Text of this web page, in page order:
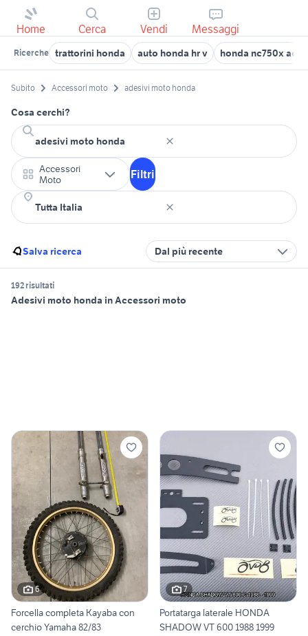
Home Cerca Vendi Messaggi
Ricerche trattorini honda auto honda hr v honda nc750x
Subito Accessori moto adesivi moto honda
Cosa cerchi?
Accessori
Moto
Filtri
Salva ricerca Dal più recente
192 risultati
Adesivi moto honda in Accessori moto
6
Forcella completa Kayaba con
cerchio Yamaha 82/83
7
Portatarga laterale HONDA
SHADOW VT 600 1988 1999